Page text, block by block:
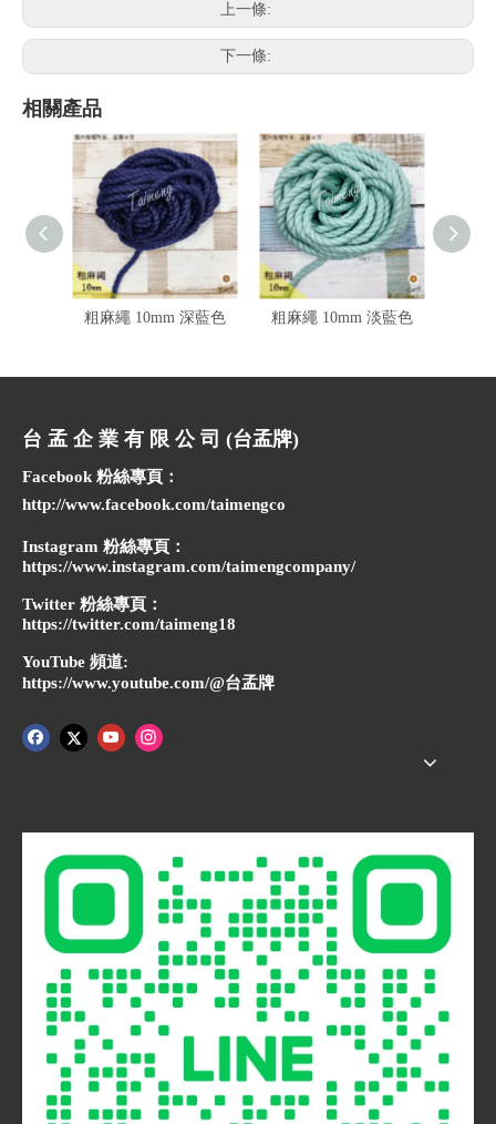
上一條:
下一條:
相關產品
粗麻繩 10mm 深藍色 粗麻繩 10mm 淡藍色
台 孟 企 業 有 限 公 司 (台孟牌)
Facebook 粉絲專頁：
http://www.facebook.com/taimengco
Instagram 粉絲專頁：
https://www.instagram.com/taimengcompany/
Twitter 粉絲專頁：
https://twitter.com/taimeng18
YouTube 頻道:
https://www.youtube.com/@台孟牌